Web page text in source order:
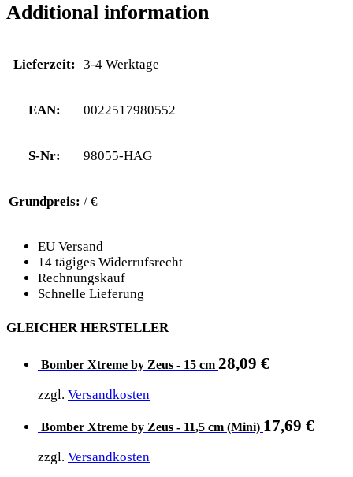
Additional information
Lieferzeit: 3-4 Werktage
EAN: 0022517980552
S-Nr: 98055-HAG
Grundpreis: / €
EU Versand
14 tägiges Widerrufsrecht
Rechnungskauf
Schnelle Lieferung
GLEICHER HERSTELLER
Bomber Xtreme by Zeus - 15 cm 28,09 €
zzgl. Versandkosten
Bomber Xtreme by Zeus - 11,5 cm (Mini) 17,69 €
zzgl. Versandkosten